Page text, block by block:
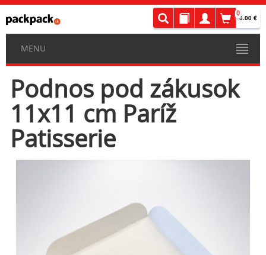
0
0.00 €
MENU
Podnos pod zákusok
11x11 cm Paríž
Patisserie